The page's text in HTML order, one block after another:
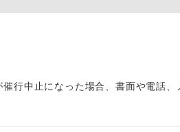
行中止になった場合、書面や電話、
プランです。
がかからないコースです。